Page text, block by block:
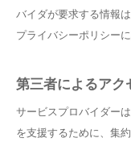
バイダが要求する情報
プライバシーポリシー
第三者によるアク
サービスプロバイダー
を支援するために、集